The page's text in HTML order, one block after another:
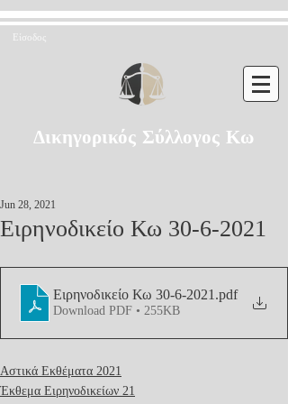
Είσοδος
Δικηγορικός Σύλλογος Κω
Ειρηνοδικείο Κω 30-6-2021
Jun 28, 2021
Ειρηνοδικείο Κω 30-6-2021 .pdf
Download PDF • 255KB
Αστικά Εκθέματα 2021
Έκθεμα Ειρηνοδικείων 21